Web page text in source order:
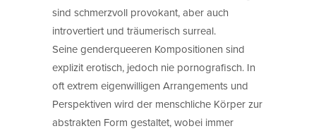
sind schmerzvoll provokant, aber auch
introvertiert und träumerisch surreal.
Seine genderqueeren Kompositionen sind
explizit erotisch, jedoch nie pornografisch. In
oft extrem eigenwilligen Arrangements und
Perspektiven wird der menschliche Körper zur
abstrakten Form gestaltet, wobei immer